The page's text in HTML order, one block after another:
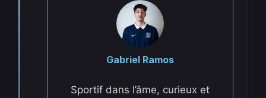
Gabriel Ramos
Sportif dans l’âme, curieux et